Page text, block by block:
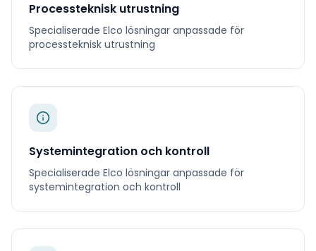
Processteknisk utrustning
Specialiserade Elco lösningar anpassade för
processteknisk utrustning
Systemintegration och kontroll
Specialiserade Elco lösningar anpassade för
systemintegration och kontroll